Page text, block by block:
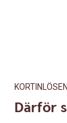
KORTINLÖSEN
Därför